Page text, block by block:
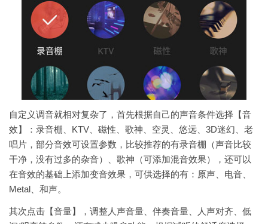
自定义调音就相对复杂了，首先根据自己的声音条件选择【音
效】：录音棚、KTV、磁性、歌神、空灵、悠远、3D迷幻、老
唱片，部分音效可设置参数，比较推荐的有录音棚（声音比较
干净，没有过多的杂音）、歌神（可添加混音效果），还可以
在音效的基础上添加变音效果，可供选择的有：原声、电音、
Metal、和声。
其次点击【音量】，调整人声音量、伴奏音量、人声对齐、低